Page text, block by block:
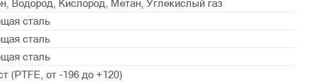
Водород, Кислород, Метан, Углекислый газ
сталь
сталь
сталь
(PTFE, от -196 до +120)